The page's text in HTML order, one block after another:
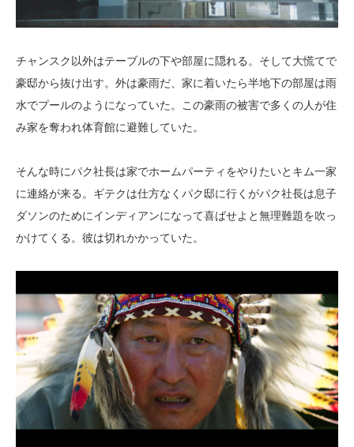
チャンスク以外はテーブルの下や部屋に隠れる。そして大慌てで
豪邸から抜け出す。外は豪雨だ、家に着いたら半地下の部屋は雨
水でプールのようになっていた。この豪雨の被害で多くの人が住
み家を奪われ体育館に避難していた。
そんな時にパク社長は家でホームパーティをやりたいとキム一家
に連絡が来る。ギテクは仕方なくパク邸に行くがパク社長は息子
ダソンのためにインディアンになって喜ばせよと無理難題を吹っ
かけてくる。彼は切れかかっていた。